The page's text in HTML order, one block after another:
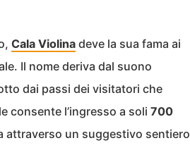
Cala Violina deve la sua fama ai
Il nome deriva dal suono
dai passi dei visitatori che
consente l’ingresso a soli 700
attraverso un suggestivo sentiero